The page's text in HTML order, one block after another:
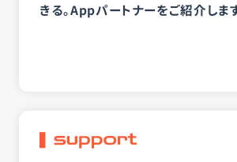
きる。Appパートナーをご紹介します